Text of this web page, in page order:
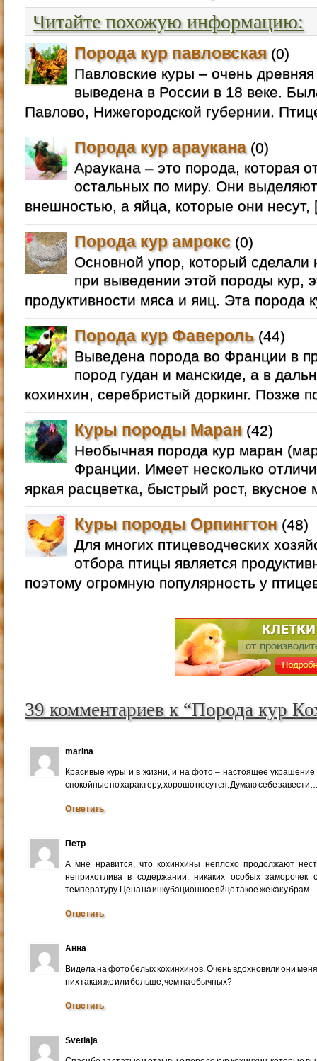
Читайте похожую информацию:
Порода кур павловская(0)
Павловские куры – очень
выведена в России в 18 веке.
Павлово, Нижегородской губернии.
Порода кур араукана(0)
Араукана – это порода, которая
остальных по миру. Они
внешностью, а яйца, которые они
Порода кур амрокс(0)
Основной упор, который сделали
при выведении этой породы кур,
продуктивности мяса и яиц. Эта порода
Порода кур Фавероль(44)
Выведена порода во Франции в
пород гудан и манскиде, а в
кохинхин, серебристый доркинг. Позже
Куры породы Маран(42)
Необычная порода кур маран
Франции. Имеет несколько
яркая расцветка, быстрый рост,
Куры породы Орпингтон(48)
Для многих птицеводческих
отбора птицы является
поэтому огромную популярность у
39 комментариев к “Порода кур
marina
Красивые куры и в жизни, и на фото – настоящее
спокойные по характеру, хорошо несутся. Думаю себе
Ответить
Петр
А мне нравится, что кохинхины неплохо продолжают
неприхотлива в содержании, никаких особых
температуру. Цена на инкубационное яйцо такое же как у брам.
Ответить
Анна
Видела на фото белых кохинхинов. Очень вдохновили они
них такая же или больше, чем на обычных?
Ответить
Svetlaja